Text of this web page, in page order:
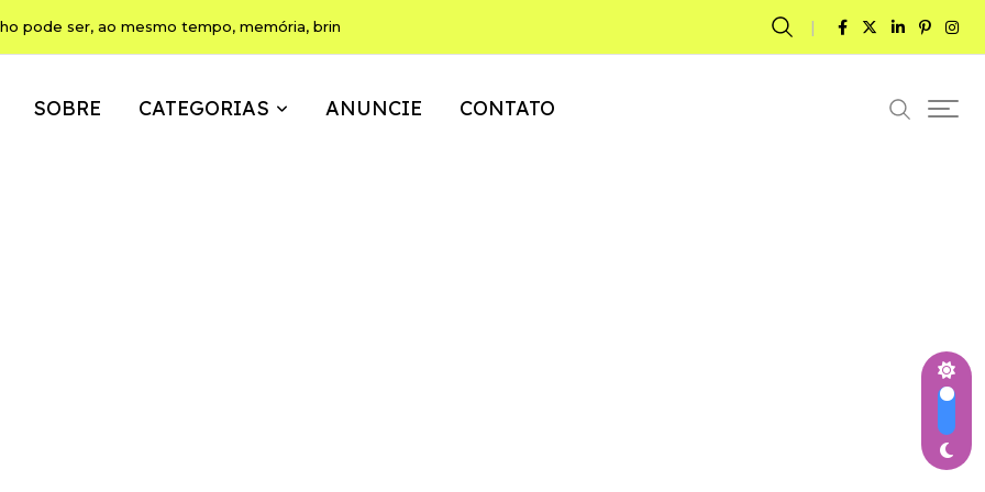
pode ser, ao mesmo tempo, memória, brincadeira e expressão
SOBRE CATEGORIAS ANUNCIE CONTATO